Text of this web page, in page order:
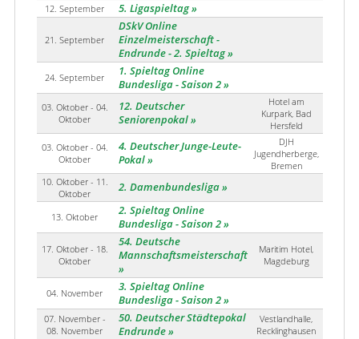
12. September 5. Ligaspieltag
21. September
DSkV Online
Einzelmeisterschaft -
Endrunde - 2. Spieltag
24. September
1. Spieltag Online
Bundesliga - Saison 2
03. Oktober - 04.
Oktober
12. Deutscher
Seniorenpokal
Hotel am
Kurpark, Bad
Hersfeld
03. Oktober - 04.
Oktober
4. Deutscher Junge-Leute-
Pokal
DJH
Jugendherberge,
Bremen
10. Oktober - 11.
Oktober
2. Damenbundesliga
13. Oktober
2. Spieltag Online
Bundesliga - Saison 2
17. Oktober - 18.
Oktober
54. Deutsche
Mannschaftsmeisterschaft
Maritim Hotel,
Magdeburg
04. November
3. Spieltag Online
Bundesliga - Saison 2
07. November -
08. November
50. Deutscher Städtepokal
Endrunde
Vestlandhalle,
Recklinghausen